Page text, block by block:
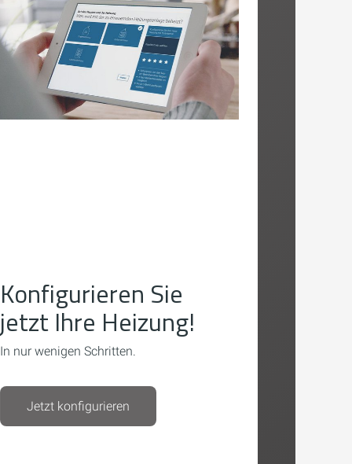
Konfigurieren Sie
jetzt Ihre Heizung!
In nur wenigen Schritten.
Jetzt konfigurieren